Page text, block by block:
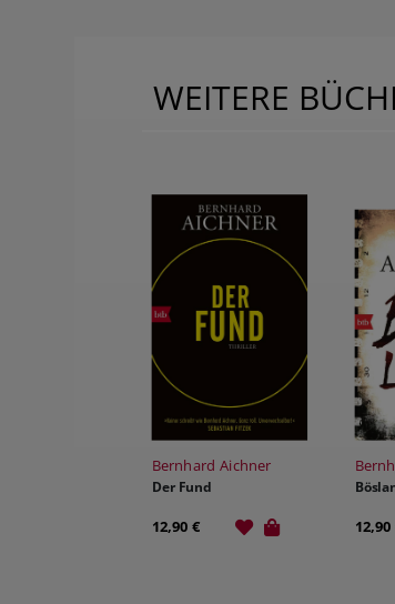
WEITERE
Bernhard Aichner
Der Fund
12,90 € 12,90